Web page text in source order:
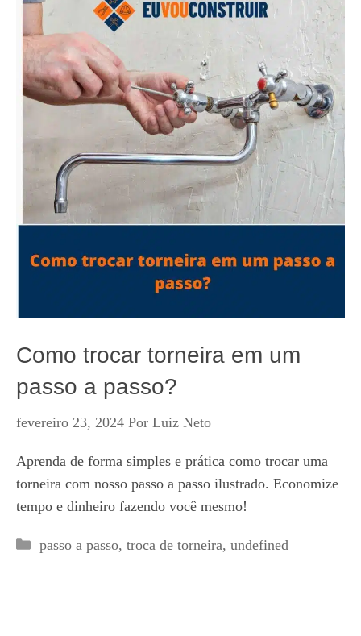
Como trocar torneira em um
passo a passo?
fevereiro 23, 2024 Por Luiz Neto
Aprenda de forma simples e prática como trocar uma
torneira com nosso passo a passo ilustrado. Economize
tempo e dinheiro fazendo você mesmo!
Categorias
passo a passo, troca de torneira, undefined